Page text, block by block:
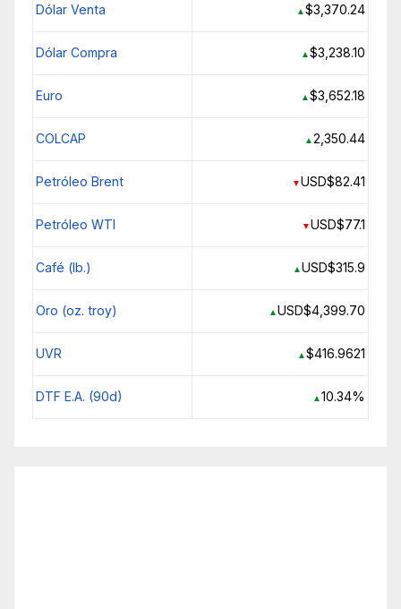
Dólar Venta ▲$3,370.24
Dólar Compra ▲$3,238.10
Euro ▲$3,652.18
COLCAP ▲2,350.44
Petróleo Brent ▼USD$82.41
Petróleo WTI ▼USD$77.1
Café (lb.) ▲USD$315.9
Oro (oz. troy) ▲USD$4,399.70
UVR ▲$416.9621
DTF E.A. (90d) ▲10.34%